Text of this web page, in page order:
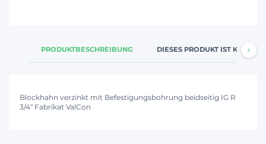
PRODUKTBESCHREIBUNG DIESES PRODUKT IST
Blockhahn verzinkt mit Befestigungsbohrung beidseitig IG R
3/4" Fabrikat ValCon